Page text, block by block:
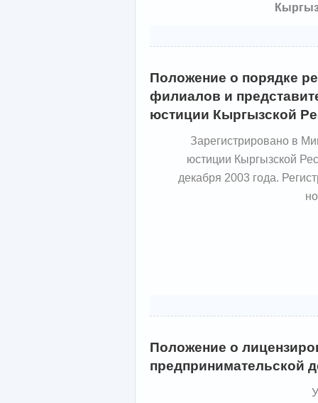
Положение о порядке
филиалов и
юстиции Кыргызской
Зарегистрировано в
юстиции Кыргызской
декабря 2003 года.
Положение о
предпринимательской